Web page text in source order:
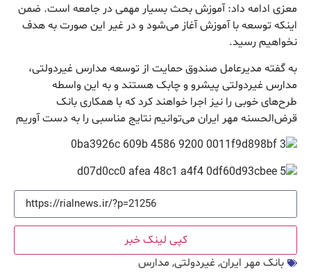
معزی ادامه داد: آموزش بحث بسیار مهمی در جامعه است. ضمن
اینکه توسعه با آموزش آغاز می‌شود و در غیر این صورت به هدف
نخواهیم رسید.
به گفته مدیرعامل صندوق حمایت از توسعه مدارس غیردولتی،
مدارس غیردولتی پیشرو و چابک هستند و به این واسطه
طرح‌های خوبی را نیز اجرا خواهند کرد که با همکاری بانک
قرض‌الحسنه مهر ایران می‌توانیم نتایج مناسبی را به دست آوریم
کپی لینک خبر
بانک مهر ایران,غیردولتی, مدارس